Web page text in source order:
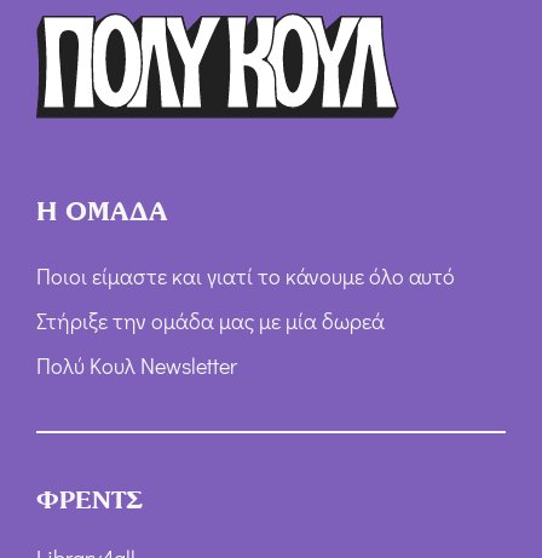
Η ΟΜΑΔΑ
Ποιοι είμαστε και γιατί το κάνουμε όλο αυτό
Στήριξε την ομάδα μας με μία δωρεά
Πολύ Κουλ Newsletter
ΦΡΕΝΤΣ